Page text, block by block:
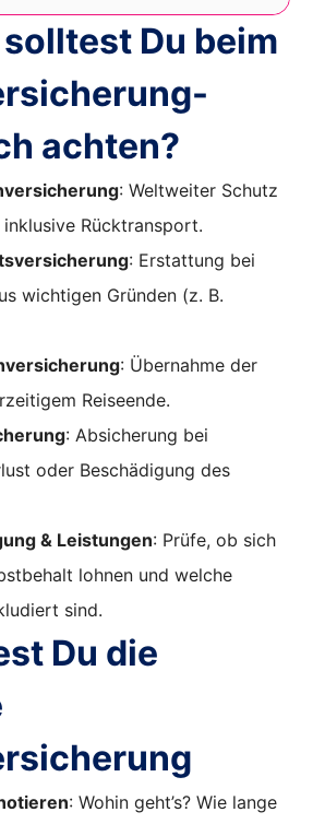
Du beim
achten?
: Weltweiter Schutz
Rücktransport.
: Erstattung bei
wichtigen Gründen (z. B.
: Übernahme der
Reiseende.
: Absicherung bei
oder Beschädigung des
& Leistungen: Prüfe, ob sich
lohnen und welche
sind.
Du die
: Wohin geht’s? Wie lange